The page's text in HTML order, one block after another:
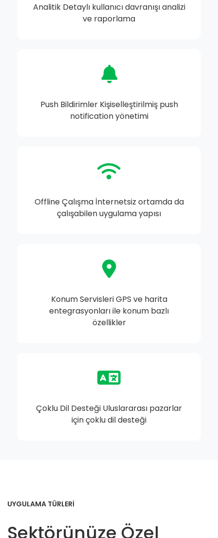
Analitik Detaylı kullanıcı davranışı analizi
ve raporlama
Push Bildirimler Kişiselleştirilmiş push
notification yönetimi
Offline Çalışma İnternetsiz ortamda da
çalışabilen uygulama yapısı
Konum Servisleri GPS ve harita
entegrasyonları ile konum bazlı
özellikler
Çoklu Dil Desteği Uluslararası pazarlar
için çoklu dil desteği
UYGULAMA TÜRLERİ
Sektörünüze Özel